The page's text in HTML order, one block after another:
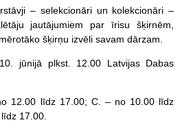
– selekcionāri un kolekcionāri –
jautājumiem par īrisu šķirnēm,
šķirņu izvēli savam dārzam.
jūnijā plkst. 12.00 Latvijas Dabas
12.00 līdz 17.00; C. – no 10.00 līdz
17.00.